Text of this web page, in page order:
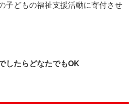
子どもの福祉支援活動に寄付させ
したらどなたでもOK